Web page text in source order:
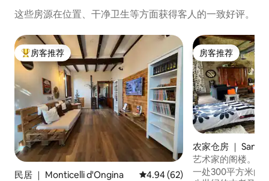
这些房源在位置、干净卫生等方面获得客人的一致好评。
热门「房客推荐」
房客推荐
民居 ｜ Monticelli d'Ongina 平均评分 4.94 分（满分 5 分）
4.94 (62)
房客推荐
房客推荐
农家仓房 ｜ San
snago
艺术家的阁楼。原
一处300平方米的